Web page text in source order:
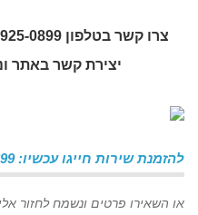
יצירת קשר באתר
להזמנת שירות חייגו עכשיו: 055-925-0899
או השאירו פרטים ונשמח לחזור